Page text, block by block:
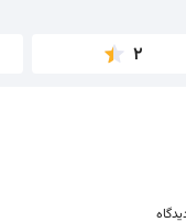
2